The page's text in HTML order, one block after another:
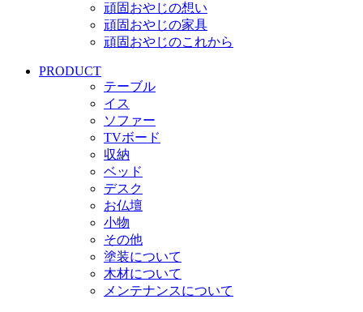
頑固おやじの想い
頑固おやじの家具
頑固おやじのこれから
PRODUCT
テーブル
イス
ソファー
TVボード
収納
ベッド
デスク
お仏壇
小物
その他
塗装について
木材について
メンテナンスについて